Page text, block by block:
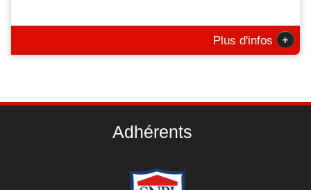
Plus d'infos +
Adhérents